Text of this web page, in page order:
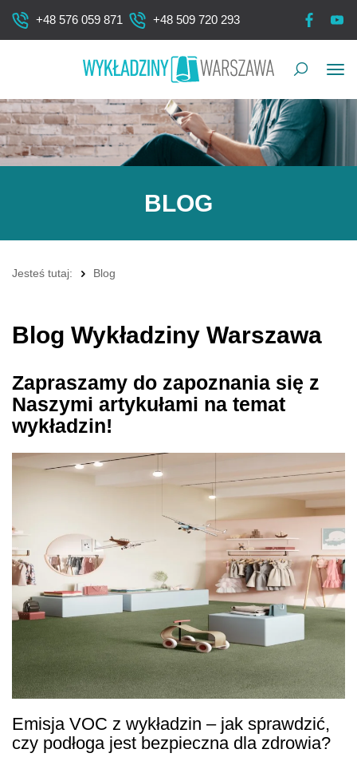
+48 576 059 871 +48 509 720 293
BLOG
Jesteś tutaj: Blog
Blog Wykładziny Warszawa
Zapraszamy do zapoznania się z
Naszymi artykułami na temat
wykładzin!
Emisja VOC z wykładzin – jak sprawdzić,
czy podłoga jest bezpieczna dla zdrowia?